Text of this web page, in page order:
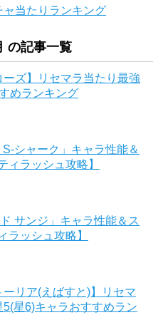
ャ当たりランキング
の記事一覧
ーズ】リセマラ当たり最強
めランキング
S-シャーク」キャラ性能＆
ィラッシュ攻略】
ド サンジ」キャラ性能＆ス
ラッシュ攻略】
ーリア(えばすと)】リセマ
星6)キャラおすすめラン